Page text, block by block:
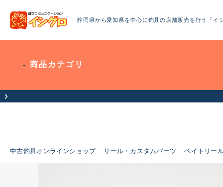
静岡県から愛知県を中心に釣具の店舗販売を行う「イ
商品カテゴリ
中古釣具オンラインショップ リール・カスタムパーツ ベイトリー